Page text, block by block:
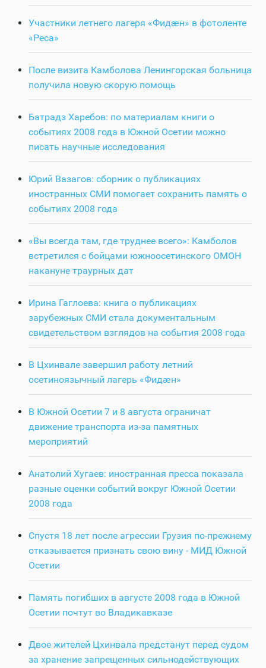
Участники летнего лагеря «Фидӕн» в фотоленте
«Реса»
После визита Камболова Ленингорская больница
получила новую скорую помощь
Батрадз Харебов: по материалам книги о
событиях 2008 года в Южной Осетии можно
писать научные исследования
Юрий Вазагов: сборник о публикациях
иностранных СМИ помогает сохранить память о
событиях 2008 года
«Вы всегда там, где труднее всего»: Камболов
встретился с бойцами южноосетинского ОМОН
накануне траурных дат
Ирина Гаглоева: книга о публикациях
зарубежных СМИ стала документальным
свидетельством взглядов на события 2008 года
В Цхинвале завершил работу летний
осетиноязычный лагерь «Фидӕн»
В Южной Осетии 7 и 8 августа ограничат
движение транспорта из-за памятных
мероприятий
Анатолий Хугаев: иностранная пресса показала
разные оценки событий вокруг Южной Осетии
2008 года
Спустя 18 лет после агрессии Грузия по-прежнему
отказывается признать свою вину - МИД Южной
Осетии
Память погибших в августе 2008 года в Южной
Осетии почтут во Владикавказе
Двое жителей Цхинвала предстанут перед судом
за хранение запрещенных сильнодействующих